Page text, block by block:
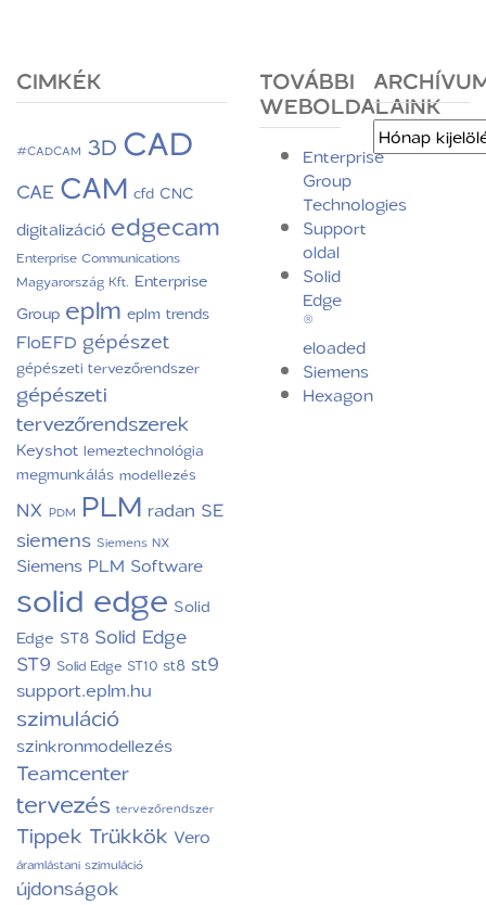
CIMKÉK
#CADCAM 3DCAD
CAE CAM cfd CNC
digitalizáció edgecam
Enterprise Communications
Magyarország Kft. Enterprise
Group eplm eplm trends
FloEFD gépészet
gépészeti tervezőrendszer
gépészeti
tervezőrendszerek
Keyshot lemeztechnológia
megmunkálás modellezés
NX PDM PLM radan SE
siemens Siemens NX
Siemens PLM Software
solid edge Solid
Edge ST8 Solid Edge
ST9 Solid Edge ST10 st8 st9
support.eplm.hu
szimuláció
szinkronmodellezés
Teamcenter
tervezés tervezőrendszer
Tippek Trükkök Vero
áramlástani szimuláció
újdonságok
TOVÁBBI
WEBOLDALAINK
Enterprise
Group
Technologies
Support
oldal
Solid
Edge
®
eloaded
Siemens
Hexagon
Archívum